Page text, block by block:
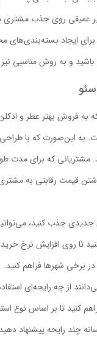
عمیقی روی جذب مشتری
ایجاد بسته‌بندی‌های
و به روش مناسبی نیز
به فروش بهتر عطر و
به این‌صورت که با
مشتریانی که برای مدت
قیمت رقابتی به
جدیدی جذب کنید،
تا روی افزایش نرخ
برخی شهرها فراهم کنید.
از چه رایحه‌ای
کنید تا بر اساس نوع
چند رایحه پیشنهاد